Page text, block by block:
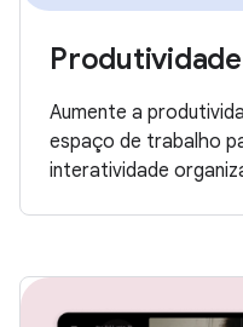
Produtividade
Aumente a
espaço de trabalho
interatividade